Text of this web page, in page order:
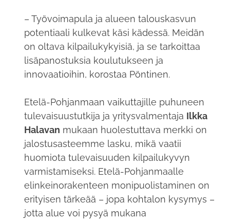
– Työvoimapula ja alueen talouskasvun
potentiaali kulkevat käsi kädessä. Meidän
on oltava kilpailukykyisiä, ja se tarkoittaa
lisäpanostuksia koulutukseen ja
innovaatioihin, korostaa Pöntinen.
Etelä-Pohjanmaan vaikuttajille puhuneen
tulevaisuustutkija ja yritysvalmentaja Ilkka
Halavan mukaan huolestuttava merkki on
jalostusasteemme lasku, mikä vaatii
huomiota tulevaisuuden kilpailukyvyn
varmistamiseksi. Etelä-Pohjanmaalle
elinkeinorakenteen monipuolistaminen on
erityisen tärkeää – jopa kohtalon kysymys –
jotta alue voi pysyä mukana